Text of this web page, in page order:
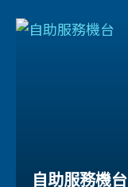
自助服務機台